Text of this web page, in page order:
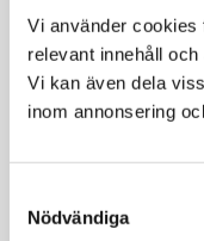
Vi använder
relevant innehåll
Vi kan även dela
inom annonsering
Selection
Nödvändiga
HUDBARRIÄR